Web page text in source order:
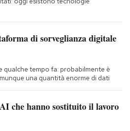
di sorveglianza digitale
tempo fa: probabilmente è
una quantità enorme di dati
che hanno sostituito il lavoro